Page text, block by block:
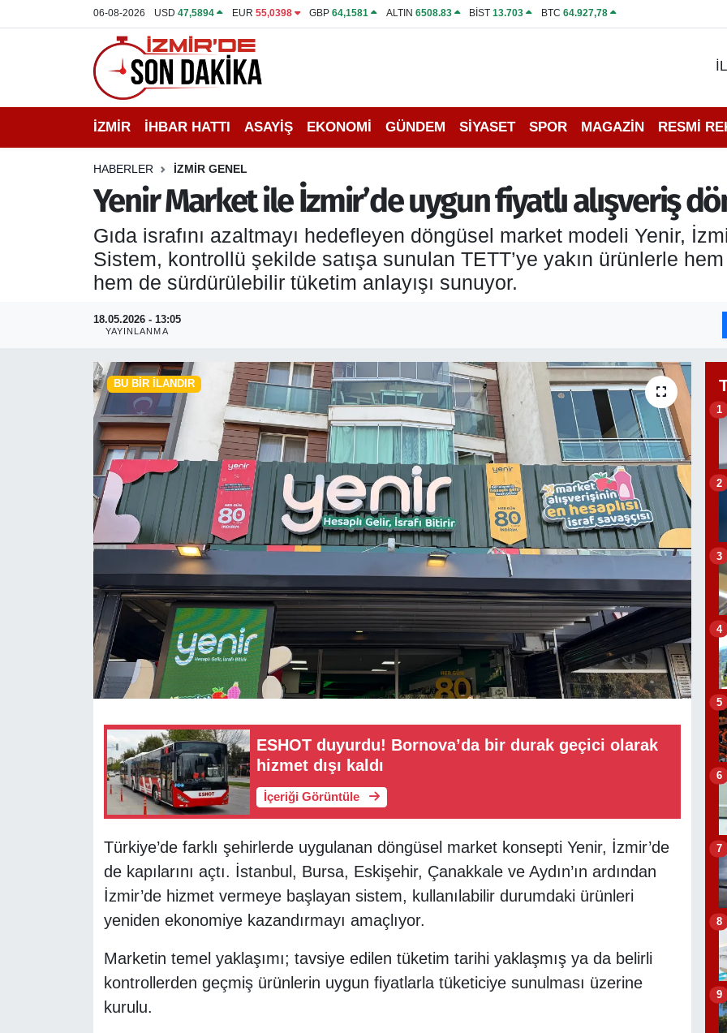
06-08-2026 USD47,5894 EUR 55,0398 GBP64,1581 ALTIN 6508.83 BİST13.703 BTC 64.927,78
İZMİR İHBAR HATTI ASAYİŞ EKONOMİ GÜNDEM SİYASET SPOR MAGAZİN RESMİ
HABERLER İZMİR GENEL
Yenir Market ile İzmir’de uygun fiyatlı alışveriş
Gıda israfını azaltmayı hedefleyen döngüsel market modeli Yenir,
Sistem, kontrollü şekilde satışa sunulan TETT’ye yakın ürünlerle
hem de sürdürülebilir tüketim anlayışı sunuyor.
18.05.2026 - 13:05
YAYINLANMA
BU BIR İLANDIR
ESHOT duyurdu! Bornova’da bir durak geçici olarak
hizmet dışı kaldı
İçeriği Görüntüle
Türkiye’de farklı şehirlerde uygulanan döngüsel market konsepti Yenir, İzmir’de
de kapılarını açtı. İstanbul, Bursa, Eskişehir, Çanakkale ve Aydın’ın ardından
İzmir’de hizmet vermeye başlayan sistem, kullanılabilir durumdaki ürünleri
yeniden ekonomiye kazandırmayı amaçlıyor.
Marketin temel yaklaşımı; tavsiye edilen tüketim tarihi yaklaşmış ya da belirli
kontrollerden geçmiş ürünlerin uygun fiyatlarla tüketiciye sunulması üzerine
kurulu.
1
2
3
4
5
6
7
8
9
İHBAR HATTI
DEPREM
GENEL
EKONOMİ
SİYASET
RESMİ REKLAM
İzmir Nöbetçi Eczaneler
İzmir Hava Durumu
İzmir Namaz Vakitleri
İzmir Trafik Yoğunluk Haritası
Puan Durumu ve Fikstür
Tüm Manşetler